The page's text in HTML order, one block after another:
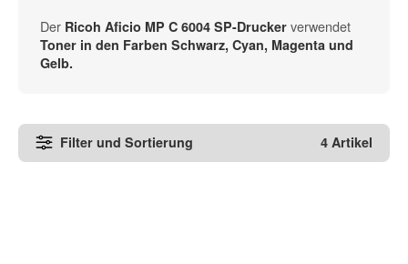
Der Ricoh Aficio MP C 6004 SP-Drucker verwendet
Toner in den Farben Schwarz, Cyan, Magenta und
Gelb.
Filter und Sortierung 4 Artikel